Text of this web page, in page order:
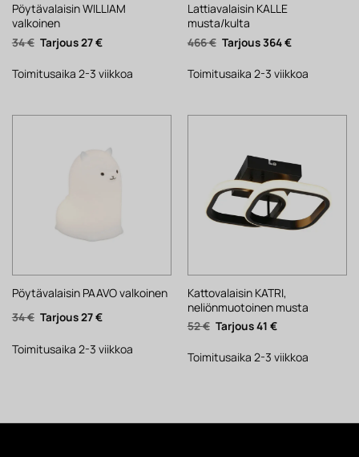
Pöytävalaisin WILLIAM
valkoinen
34€ Alkuperäinen
hinta
34 €.
27€Nykyinen
27 €.
Toimitusaika 2-3 viikkoa
Lattiavalaisin KALLE
musta/kulta
466€ Alkuperäinen
hinta
466 €.
364€Nykyinen
364 €.
Toimitusaika 2-3 viikkoa
Pöytävalaisin PAAVO valkoinen
34€ Alkuperäinen
hinta
34 €.
27€Nykyinen
27 €.
Toimitusaika 2-3 viikkoa
Kattovalaisin KATRI,
neliönmuotoinen musta
52€ Alkuperäinen
hinta
52 €.
41 €Nykyinen
41 €.
Toimitusaika 2-3 viikkoa